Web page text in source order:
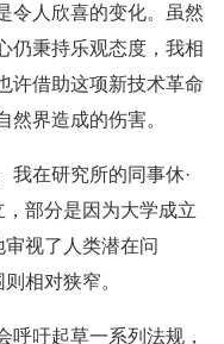
令人欣喜的变化。虽然
仍秉持乐观态度，我相
许借助这项新技术革命
然界造成的伤害。
我在研究所的同事休·
，部分是因为大学成立
审视了人类潜在问
相对狭窄。
呼吁起草一系列法规，